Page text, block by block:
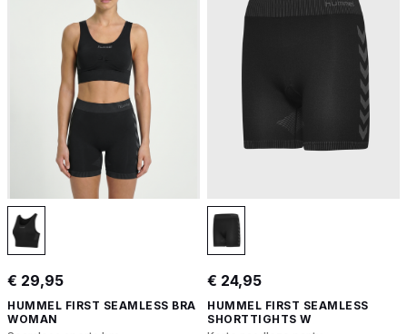
€ 29,95
HUMMEL FIRST SEAMLESS BRA
WOMAN
€ 24,95
HUMMEL FIRST SEAMLESS
SHORTTIGHTS W